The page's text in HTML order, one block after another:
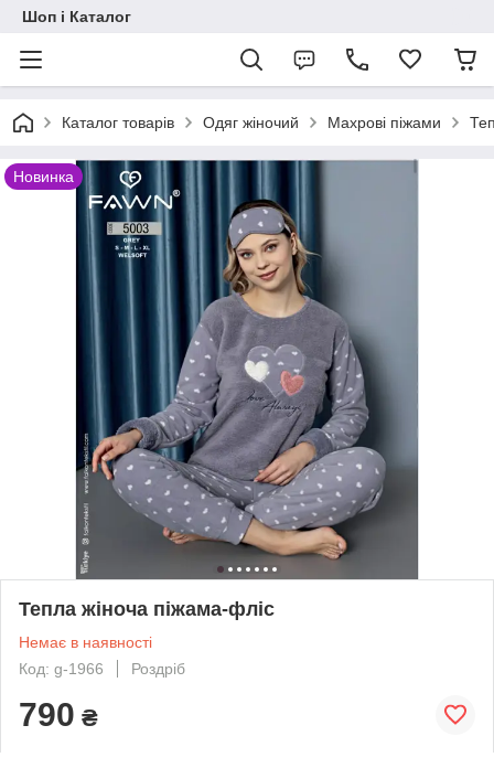
Шоп і Каталог
Каталог товарів Одяг жіночий Махрові піжами
Новинка
Тепла жіноча піжама-фліс
Немає в наявності
Код: g-1966
Роздріб
790 ₴